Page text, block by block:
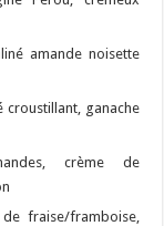
amande noisette
croustillant, ganache
crème de
fraise/framboise,